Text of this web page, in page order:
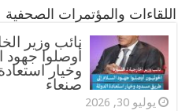
اللقاءات والمؤتمرات الصحفية
‏نائب وزير
أوصلوا
وخيار
صنعاء
يوليو 30, 2026